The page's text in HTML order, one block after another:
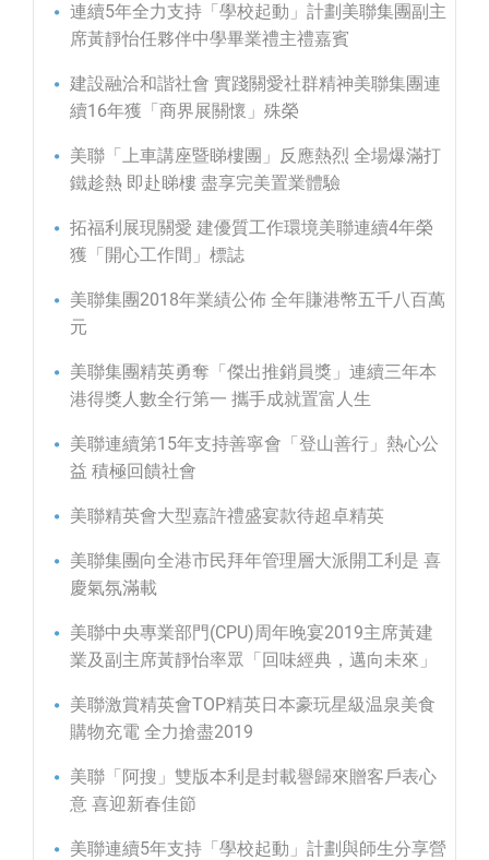
連續5年全力支持「學校起動」計劃美聯集團副主
席黃靜怡任夥伴中學畢業禮主禮嘉賓
建設融洽和諧社會 實踐關愛社群精神美聯集團連
續16年獲「商界展關懷」殊榮
美聯「上車講座暨睇樓團」反應熱烈 全場爆滿打
鐵趁熱 即赴睇樓 盡享完美置業體驗
拓福利展現關愛 建優質工作環境美聯連續4年榮
獲「開心工作間」標誌
美聯集團2018年業績公佈 全年賺港幣五千八百萬
元
美聯集團精英勇奪「傑出推銷員獎」連續三年本
港得獎人數全行第一 攜手成就置富人生
美聯連續第15年支持善寧會「登山善行」熱心公
益 積極回饋社會
美聯精英會大型嘉許禮盛宴款待超卓精英
美聯集團向全港市民拜年管理層大派開工利是 喜
慶氣氛滿載
美聯中央專業部門(CPU)周年晚宴2019主席黃建
業及副主席黃靜怡率眾「回味經典，邁向未來」
美聯激賞精英會TOP精英日本豪玩星級温泉美食
購物充電 全力搶盡2019
美聯「阿搜」雙版本利是封載譽歸來贈客戶表心
意 喜迎新春佳節
美聯連續5年支持「學校起動」計劃與師生分享營